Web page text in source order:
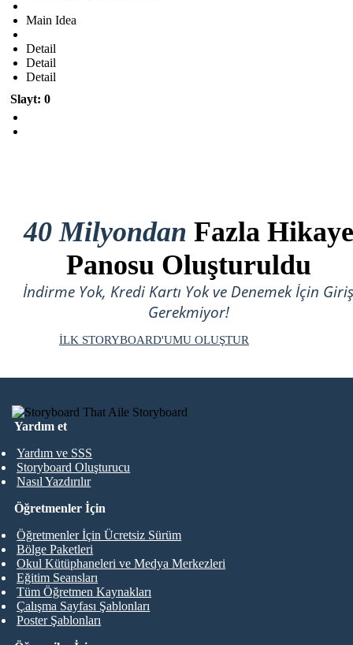
Main Idea
Detail
Detail
Detail
Slayt: 0
40 Milyondan Fazla Hikaye
Panosu Oluşturuldu
İndirme Yok, Kredi Kartı Yok ve Denemek İçin Giriş
Gerekmiyor!
İLK STORYBOARD'UMU OLUŞTUR
Yardım et
Yardım ve SSS
Storyboard Oluşturucu
Nasıl Yazdırılır
Öğretmenler İçin
Öğretmenler İçin Ücretsiz Sürüm
Bölge Paketleri
Okul Kütüphaneleri ve Medya Merkezleri
Eğitim Seansları
Tüm Öğretmen Kaynakları
Çalışma Sayfası Şablonları
Poster Şablonları